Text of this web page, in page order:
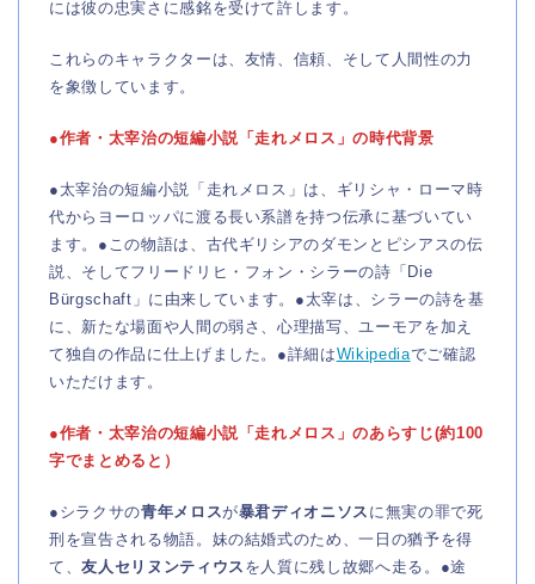
には彼の忠実さに感銘を受けて許します。
これらのキャラクターは、友情、信頼、そして人間性の力
を象徴しています。
●作者・太宰治の短編小説「走れメロス」の時代背景
●太宰治の短編小説「走れメロス」は、ギリシャ・ローマ時
代からヨーロッパに渡る長い系譜を持つ伝承に基づいてい
ます。●この物語は、古代ギリシアのダモンとピシアスの伝
説、そしてフリードリヒ・フォン・シラーの詩「Die
Bürgschaft」に由来しています。●太宰は、シラーの詩を基
に、新たな場面や人間の弱さ、心理描写、ユーモアを加え
て独自の作品に仕上げました。●詳細はWikipediaでご確認
いただけます。
●作者・太宰治の短編小説「走れメロス」のあらすじ(約100
字でまとめると）
●シラクサの青年メロスが暴君ディオニソス に無実の罪で死
刑を宣告される物語。妹の結婚式のため、一日の猶予を得
て、友人セリヌンティウス を人質に残し故郷へ走る。●途